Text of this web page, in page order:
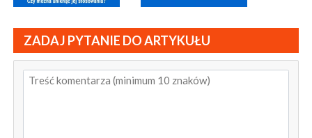
ZADAJ PYTANIE DO ARTYKUŁU